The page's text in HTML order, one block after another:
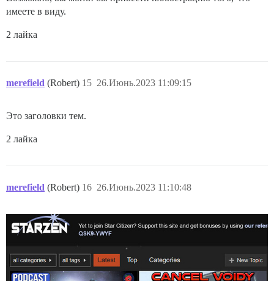
имеете в виду.
2 лайка
merefield (Robert) 26.Июнь.2023 11:09:15
15
Это заголовки тем.
2 лайка
merefield (Robert) 26.Июнь.2023 11:10:48
16